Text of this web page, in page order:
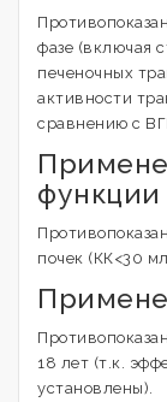
фазе (включая
печеночных
активности
сравнению с
функции
почек (КК<30
18 лет (т.к.
установлены).